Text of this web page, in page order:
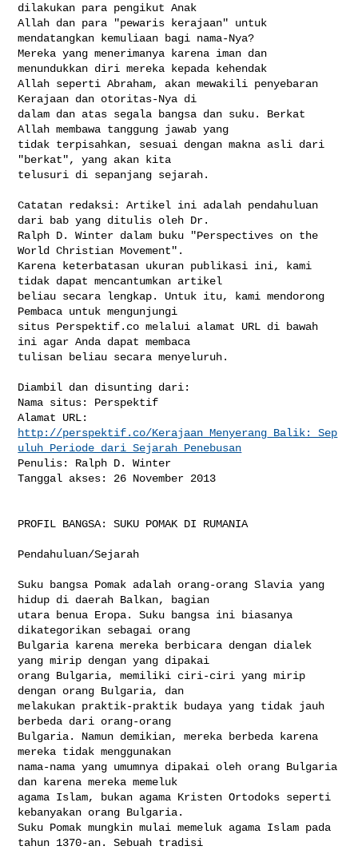
dilakukan para pengikut Anak
Allah dan para "pewaris kerajaan" untuk
mendatangkan kemuliaan bagi nama-Nya?
Mereka yang menerimanya karena iman dan
menundukkan diri mereka kepada kehendak
Allah seperti Abraham, akan mewakili penyebaran
Kerajaan dan otoritas-Nya di
dalam dan atas segala bangsa dan suku. Berkat
Allah membawa tanggung jawab yang
tidak terpisahkan, sesuai dengan makna asli dari
"berkat", yang akan kita
telusuri di sepanjang sejarah.
Catatan redaksi: Artikel ini adalah pendahuluan
dari bab yang ditulis oleh Dr.
Ralph D. Winter dalam buku "Perspectives on the
World Christian Movement".
Karena keterbatasan ukuran publikasi ini, kami
tidak dapat mencantumkan artikel
beliau secara lengkap. Untuk itu, kami mendorong
Pembaca untuk mengunjungi
situs Perspektif.co melalui alamat URL di bawah
ini agar Anda dapat membaca
tulisan beliau secara menyeluruh.
Diambil dan disunting dari:
Nama situs: Perspektif
http://perspektif.co/Kerajaan_Menyerang_Balik:_Sep
uluh_Periode_dari_Sejarah_Penebusan
Penulis: Ralph D. Winter
Tanggal akses: 26 November 2013
PROFIL BANGSA: SUKU POMAK DI RUMANIA
Pendahuluan/Sejarah
Suku bangsa Pomak adalah orang-orang Slavia yang
hidup di daerah Balkan, bagian
utara benua Eropa. Suku bangsa ini biasanya
dikategorikan sebagai orang
Bulgaria karena mereka berbicara dengan dialek
yang mirip dengan yang dipakai
orang Bulgaria, memiliki ciri-ciri yang mirip
dengan orang Bulgaria, dan
melakukan praktik-praktik budaya yang tidak jauh
berbeda dari orang-orang
Bulgaria. Namun demikian, mereka berbeda karena
mereka tidak menggunakan
nama-nama yang umumnya dipakai oleh orang Bulgaria
dan karena mereka memeluk
agama Islam, bukan agama Kristen Ortodoks seperti
kebanyakan orang Bulgaria.
Suku Pomak mungkin mulai memeluk agama Islam pada
tahun 1370-an. Sebuah tradisi